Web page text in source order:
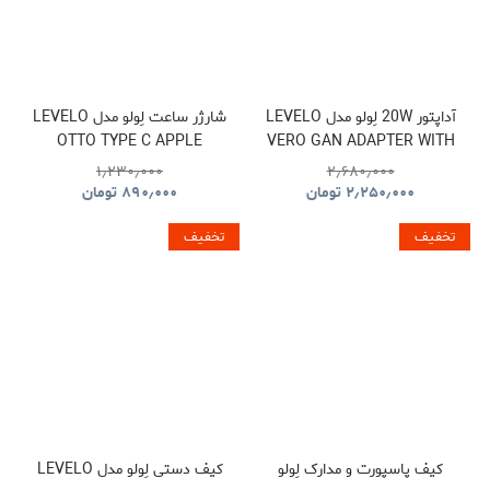
آداپتور 20W لِولو مدل LEVELO
VERO GAN ADAPTER WITH
TYPE-C TO TYPE-C CABLE
۲٫۶۸۰٫۰۰۰
۲٫۲۵۰٫۰۰۰ تومان
شارژر ساعت لِولو مدل LEVELO
OTTO TYPE C APPLE
WATCH WIRELESS
CHARGER CABLE
۱٫۲۳۰٫۰۰۰
۸۹۰٫۰۰۰ تومان
تخفیف
کیف پاسپورت و مدارک لِولو
تخفیف
کیف دستی لِولو مدل LEVELO